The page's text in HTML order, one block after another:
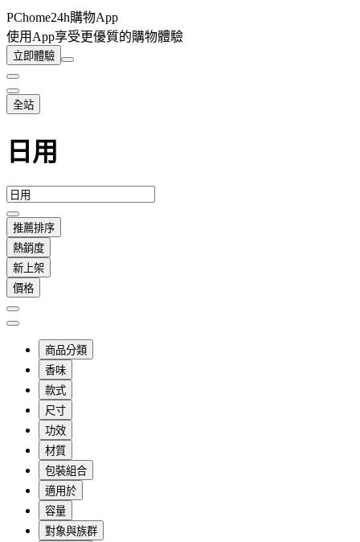
PChome24h購物App
使用App享受更優質的購物體驗
立即體驗
全站
日用
推薦排序
熱銷度
新上架
價格
商品分類
香味
款式
尺寸
功效
材質
包裝組合
適用於
容量
對象與族群